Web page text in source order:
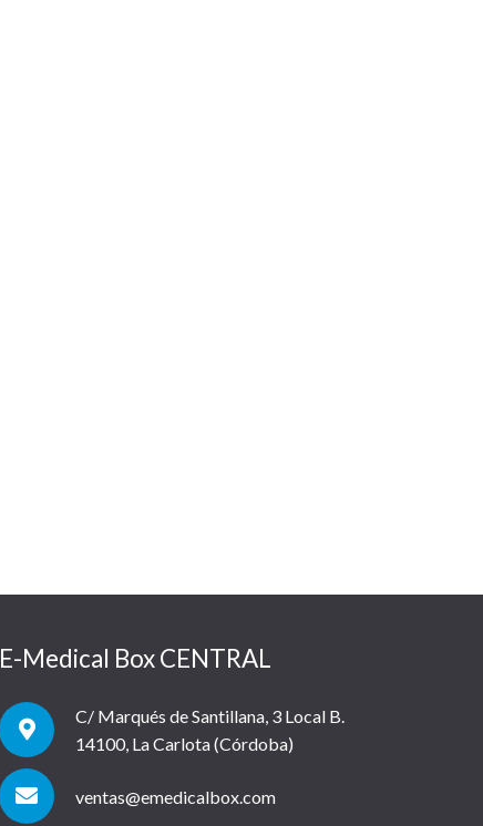
E-Medical Box CENTRAL
C/ Marqués de Santillana, 3 Local B.
14100, La Carlota (Córdoba)
ventas@emedicalbox.com